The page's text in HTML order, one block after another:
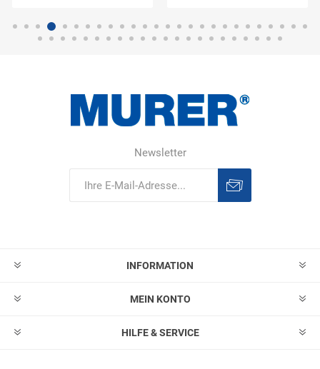
Newsletter
INFORMATION
MEIN KONTO
HILFE & SERVICE